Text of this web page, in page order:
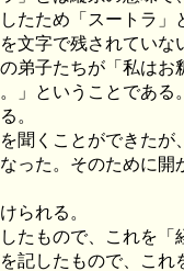
たため「スートラ
文字で残されていな
弟子たちが「私はお
」ということである
。
聞くことができたが
った。そのために開
られる。
もので、これを「
したもので、これ